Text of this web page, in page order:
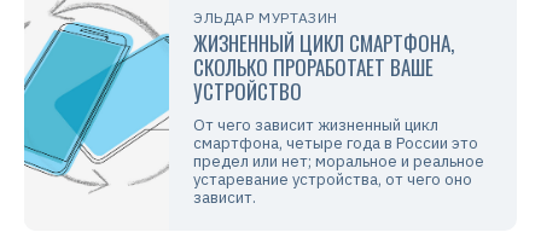
ЭЛЬДАР МУРТАЗИН
ЖИЗНЕННЫЙ ЦИКЛ СМАРТФОНА,
СКОЛЬКО ПРОРАБОТАЕТ ВАШЕ
УСТРОЙСТВО
От чего зависит жизненный цикл
смартфона, четыре года в России это
предел или нет; моральное и реальное
устаревание устройства, от чего оно
зависит.